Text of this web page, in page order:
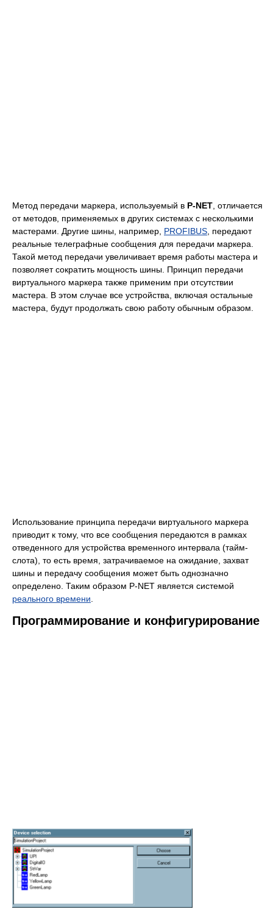
Метод передачи маркера, используемый в P-NET , отличается
от методов, применяемых в других системах с несколькими
мастерами. Другие шины, например, PROFIBUS , передают
реальные телеграфные сообщения для передачи маркера.
Такой метод передачи увеличивает время работы мастера и
позволяет сократить мощность шины. Принцип передачи
виртуального маркера также применим при отсутствии
мастера. В этом случае все устройства, включая остальные
мастера, будут продолжать свою работу обычным образом.
Использование принципа передачи виртуального маркера
приводит к тому, что все сообщения передаются в рамках
отведенного для устройства временного интервала (тайм-
слота), то есть время, затрачиваемое на ожидание, захват
шины и передачу сообщения может быть однозначно
определено. Таким образом P-NET является системой
реального времени
Программирование и конфигурирование